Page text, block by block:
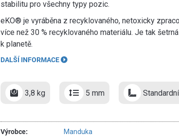
stabilitu pro všechny typy pozic.
eKO® je vyráběna z recyklovaného, netoxicky
více než 30 % recyklovaného materiálu. Je tak
k planetě.
DALŠÍ INFORMACE
3,8 kg 5 mm
Výrobce: Manduka